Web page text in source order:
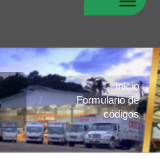
Estás aquí:
Inicio
Formulario de
códigos